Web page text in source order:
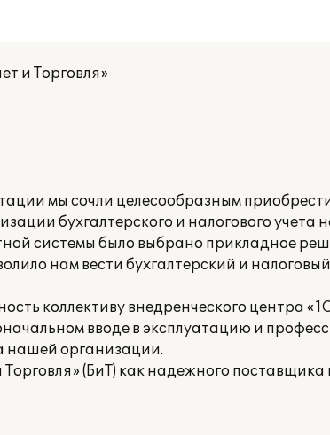
и Торговля»
мы сочли целесообразным
бухгалтерского и налогового учета
системы было выбрано прикладное
нам вести бухгалтерский и
коллективу внедренческого центра
вводе в эксплуатацию и
нашей организации.
(БиТ) как надежного